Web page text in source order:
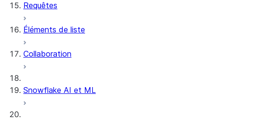
DCM Projects
Projets dbt sur Snowflake
Requêtes
Éléments de liste
Collaboration
Snowflake AI et ML